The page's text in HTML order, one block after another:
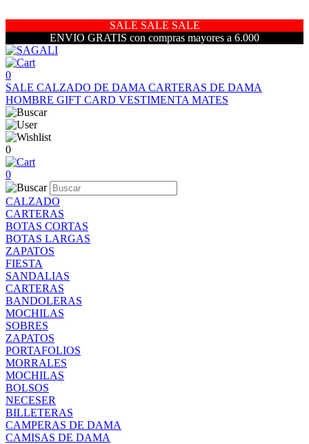
SALE SALE SALE
ENVIO GRATIS con compras mayores a 6.000
0
SALE CALZADO DE DAMA CARTERAS DE DAMA
HOMBRE GIFT CARD VESTIMENTA MATES
0
0
CALZADO
CARTERAS
BOTAS CORTAS
BOTAS LARGAS
ZAPATOS
FIESTA
SANDALIAS
CARTERAS
BANDOLERAS
MOCHILAS
SOBRES
ZAPATOS
PORTAFOLIOS
MORRALES
MOCHILAS
BOLSOS
NECESER
BILLETERAS
CAMPERAS DE DAMA
CAMISAS DE DAMA